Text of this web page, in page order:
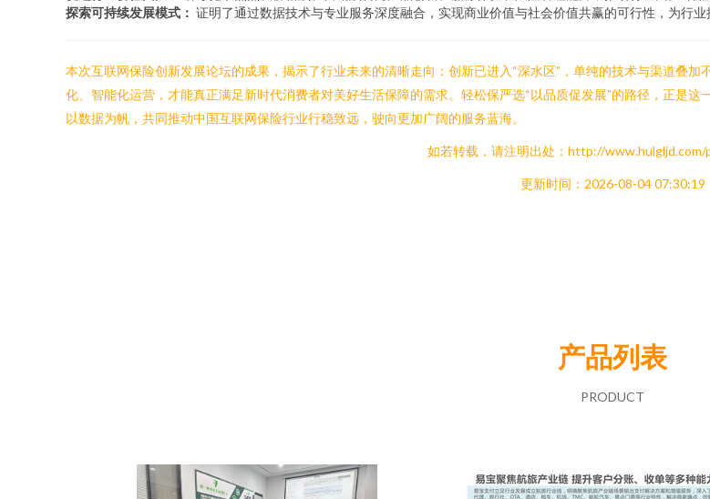
探索可持续发展模式： 证明了通过数据技术与专业服务深度融合，实现商业价值与社会价值共赢的可行性，为行业
本次互联网保险创新发展论坛的成果，揭示了行业未来的清晰走向：创新已进入“深水区”，单纯的技术与渠道叠
化、智能化运营，才能真正满足新时代消费者对美好生活保障的需求。轻松保严选“以品质促发展”的路径，正是
以数据为帆，共同推动中国互联网保险行业行稳致远，驶向更加广阔的服务蓝海。
如若转载，请注明出处：http://
更新时间：2026-08-04 07:30:19
产品列表
PRODUCT